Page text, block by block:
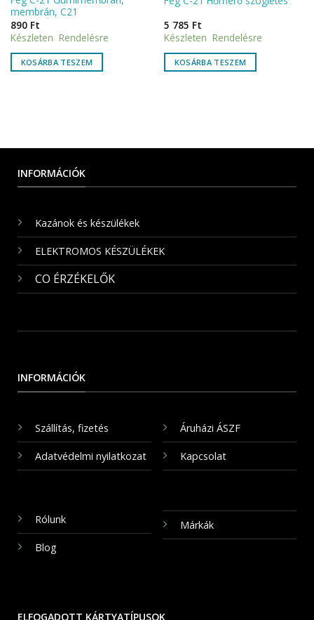
membrán, C21
890 Ft
Készleten Rendelésre
KOSÁRBA TESZEM
5 785 Ft
Készleten Rendelésre
KOSÁRBA TESZEM
INFORMÁCIÓK
Kazánok és készülékek
ELEKTROMOS KÉSZÜLÉKEK
CO ÉRZÉKELŐK
INFORMÁCIÓK
Szállítás, fizetés
Adatvédelmi nyilatkozat
Áruházi ÁSZF
Kapcsolat
Rólunk
Blog
Márkák
ELFOGADOTT KÁRTYATÍPUSOK